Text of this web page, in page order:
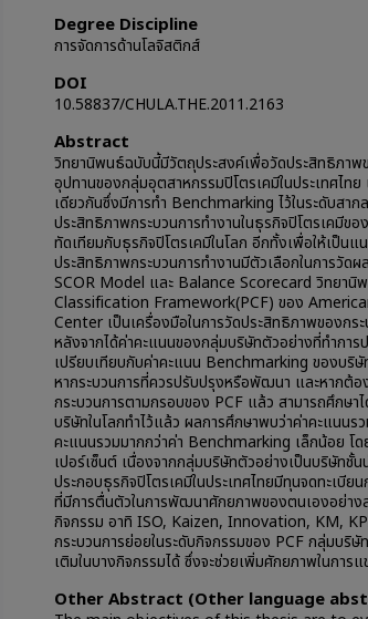
Degree Discipline
การจัดการด้านโลจิสติกส์
DOI
10.58837/CHULA.THE.2011.2163
Abstract
วิทยานิพนธ์ฉบับนี้มีวัตถุประสงค์เพื่อวัดประสิทธิภาพ
อุปทานของกลุ่มอุตสาหกรรมปิโตรเคมีในประเทศไท
เดียวกันซึ่งมีการทำ Benchmarking ไว้ในระดับสา
ประสิทธิภาพกระบวนการทำงานในธุรกิจปิโตรเคมีข
ทัดเทียมกับธุรกิจปิโตรเคมีในโลก อีกทั้งเพื่อให้เป็นแน
ประสิทธิภาพกระบวนการทำงานมีตัวเลือกในการวัด
SCOR Model และ Balance Scorecard วิทยานิ
Classification Framework(PCF) ของ
Center เป็นเครื่องมือในการวัดประสิทธิภาพของกร
หลังจากได้ค่าคะแนนของกลุ่มบริษัทตัวอย่างที่ทำการ
เปรียบเทียบกับค่าคะแนน Benchmarking ของบริษั
หากระบวนการที่ควรปรับปรุงหรือพัฒนา และหากต้
กระบวนการตามกรอบของ PCF แล้ว สามารถศึกษ
บริษัทในโลกทำไว้แล้ว ผลการศึกษาพบว่าค่าคะแนน
คะแนนรวมมากกว่าค่า Benchmarking เล็กน้อย โด
เปอร์เซ็นต์ เนื่องจากกลุ่มบริษัทตัวอย่างเป็นบริษัทชั้
ประกอบธุรกิจปิโตรเคมีในประเทศไทยมีทุนจดทะเบี
ที่มีการตื่นตัวในการพัฒนาศักยภาพของตนเองอย่าง
กิจกรรม อาทิ ISO, Kaizen, Innovation, KM,
กระบวนการย่อยในระดับกิจกรรมของ PCF กลุ่มบริ
เติมในบางกิจกรรมได้ ซึ่งจะช่วยเพิ่มศักยภาพในการ
Other Abstract (Other language